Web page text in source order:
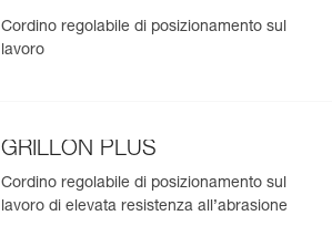
Cordino regolabile di posizionamento sul
lavoro
GRILLON PLUS
Cordino regolabile di posizionamento sul
lavoro di elevata resistenza all’abrasione